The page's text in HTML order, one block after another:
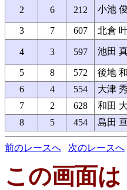
2 6 212 小池
3 7 607 北倉
4 3 597 池田
5 8 572 後地
6
4 554 大津
7
2 628 和田
8
5 454 島田
前のレースへ 次のレースへ
この画面は